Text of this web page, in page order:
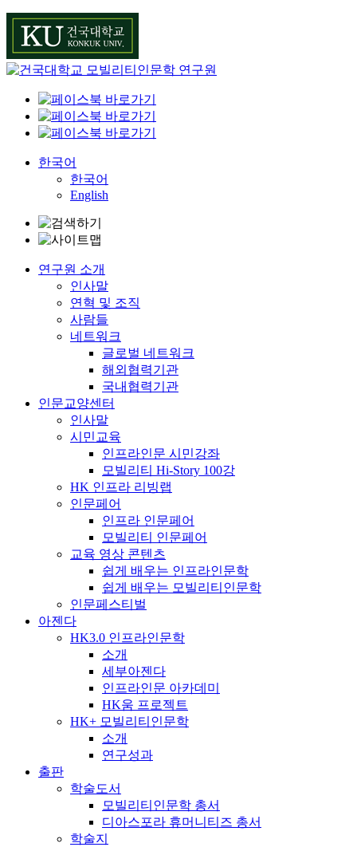
Skip
content
한국어
한국어
English
연구원 소개
인사말
연혁 및 조직
사람들
네트워크
글로벌 네트워크
해외협력기관
국내협력기관
인문교양센터
인사말
시민교육
인프라인문 시민강좌
모빌리티 Hi-Story 100강
HK 인프라 리빙랩
인문페어
인프라 인문페어
모빌리티 인문페어
교육 영상 콘텐츠
쉽게 배우는 인프라인문학
쉽게 배우는 모빌리티인문학
인문페스티벌
아젠다
HK3.0 인프라인문학
소개
세부아젠다
인프라인문 아카데미
HK움 프로젝트
HK+ 모빌리티인문학
소개
연구성과
출판
학술도서
모빌리티인문학 총서
디아스포라 휴머니티즈 총서
학술지